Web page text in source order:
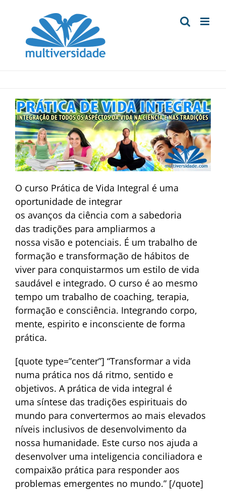
conteúdo
O curso Prática de Vida Integral é uma
oportunidade de integrar
os avanços da ciência com a sabedoria
das tradições para ampliarmos a
nossa visão e potenciais. É um trabalho de
formação e transformação de hábitos de
viver para conquistarmos um estilo de vida
saudável e integrado. O curso é ao mesmo
tempo um trabalho de coaching, terapia,
formação e consciência. Integrando corpo,
mente, espirito e inconsciente de forma
prática.
[quote type=”center”] “Transformar a vida
numa prática nos dá ritmo, sentido e
objetivos. A prática de vida integral é
uma síntese das tradições espirituais do
mundo para convertermos ao mais elevados
níveis inclusivos de desenvolvimento da
nossa humanidade. Este curso nos ajuda a
desenvolver uma inteligencia conciliadora e
compaixão prática para responder aos
problemas emergentes no mundo.” [/quote]